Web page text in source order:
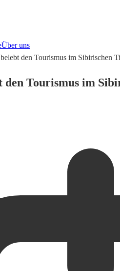
Über uns
belebt den Tourismus im Sibirischen
den Tourismus im